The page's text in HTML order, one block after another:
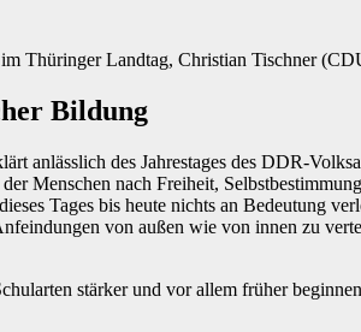
Thüringer Landtag, Christian Tischner
Bildung
anlässlich des Jahrestages des DDR-
Menschen nach Freiheit,
Tages bis heute nichts an Bedeutung
von außen wie von innen zu
stärker und vor allem früher